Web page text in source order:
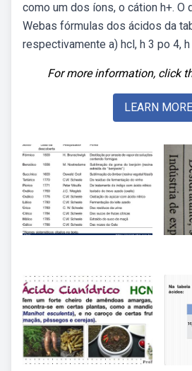
como um dos íons, o cátion h+. O
Webas fórmulas dos ácidos da
respectivamente a) hcl, h 3 po 4,
For more information, click
LEARN MORE